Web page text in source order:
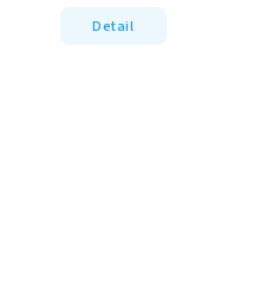
Detail